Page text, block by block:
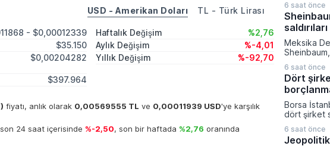
USD - Amerikan Doları TL - Türk Lirası
- $0,00012339
$35.150
$0,00204282
$397.964
Haftalık Değişim
%2,76
Aylık Değişim
%-4,01
Yıllık Değişim
%-92,70
fiyatı, anlık olarak 0,00569555 TL ve 0,00011939 USD'ye karşılık
son 24 saat içerisinde %-2,50, son bir haftada %2,76 oranında
azaltmak
eyaletinde
kurma
verilen bu
milyar dolar
sermaye
6 saat önce
Meksika
devam
toplumu
çağırdı.
Devleti'ni
yineleyen
6 saat önce
Dört
Borsa
dört şirket
hedeflerine
Sermaye
6 saat önce